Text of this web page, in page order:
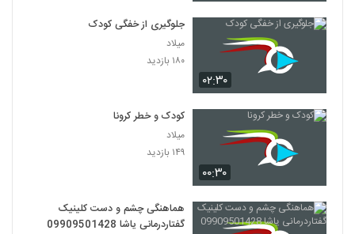
۰۲:۳۰
جلوگیری از خفگی کودک
میلاد
۱۸۰ بازدید
۰۰:۳۰
کودک و خطر کرونا
میلاد
۱۴۹ بازدید
هماهنگی چشم و دست کلینیک
گفتاردرمانی یاشا 09909501428